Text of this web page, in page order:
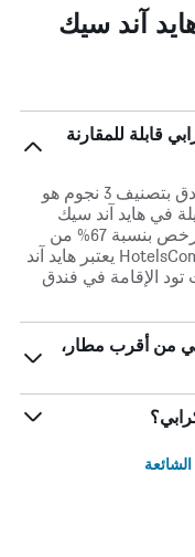
آند سيك
قابلة للمقارنة
في كرابي، يبلغ متوسط ​​سعر الليلة للفنادق بتصنيف 3 نجوم هو
في هايد آند سيك
ريزورت كرابي حوالي 54 ﷼ وهو سعر أرخص بنسبة 67% من
متوسط الأسعار في المدينة. في HotelsCombined يعتبر هايد آند
الإقامة في فندق
من أقرب مطار،